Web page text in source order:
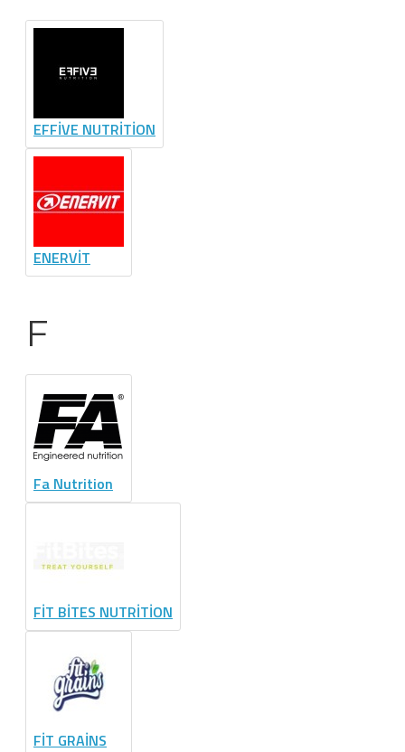
EFFİVE NUTRİTİON
ENERVİT
F
Fa Nutrition
FİT BİTES NUTRİTİON
FİT GRAİNS